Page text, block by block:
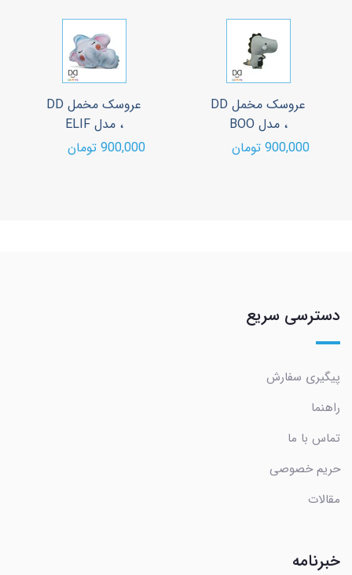
عروسک مخمل DD
، مدل BOO
900,000 تومان
عروسک مخمل DD
، مدل ELIF
900,000 تومان
دسترسی سریع
پیگیری سفارش
راهنما
تماس با ما
حریم خصوصی
مقالات
خبرنامه